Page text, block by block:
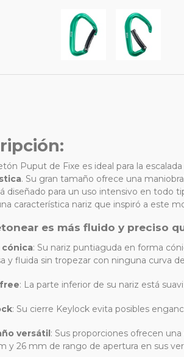
Puput de Fixe es ideal para la
. Su gran tamaño ofrece una
diseñado para un uso intensivo en todo
característica nariz que inspiró a este
es más fluido y preciso
cónica: Su nariz puntiaguda en forma
y fluida sin tropezar con ninguna curva
: La parte inferior de su nariz está
: Su cierre Keylock evita posibles
versátil : Sus proporciones ofrecen
y 26 mm de rango de apertura en sus